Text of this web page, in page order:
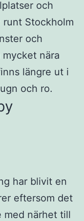
och
runt Stockholm
och
nära
längre ut i
och ro.
har blivit en
eftersom det
med närhet till